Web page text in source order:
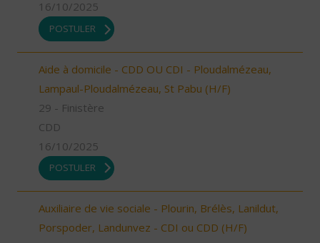
16/10/2025
POSTULER
Aide à domicile - CDD OU CDI - Ploudalmézeau,
Lampaul-Ploudalmézeau, St Pabu (H/F)
29 - Finistère
CDD
16/10/2025
POSTULER
Auxiliaire de vie sociale - Plourin, Brélès, Lanildut,
Porspoder, Landunvez - CDI ou CDD (H/F)